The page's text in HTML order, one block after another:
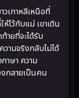
เกาหลีเหนือที่
ไว้กับแม่ เขาเดิน
ายที่จะได้รับ
ามจริงกลับไม่ได้
าษา ความ
กลายเป็นคน